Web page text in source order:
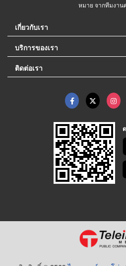
หมาย จากทีมงา
เกี่ยวกับเรา
บริการของเรา
ติดต่อเรา